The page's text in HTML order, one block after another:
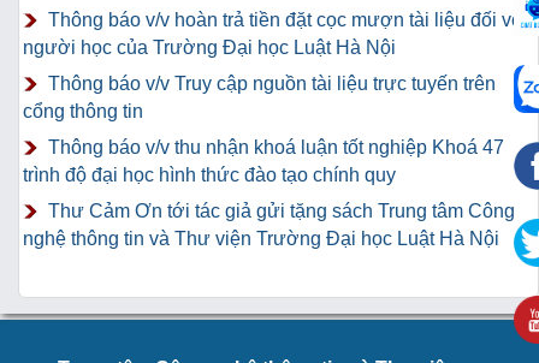
Thông báo v/v hoàn trả tiền đặt cọc mượn tài liệu đối với
người học của Trường Đại học Luật Hà Nội
Thông báo v/v Truy cập nguồn tài liệu trực tuyến trên
cổng thông tin
Thông báo v/v thu nhận khoá luận tốt nghiệp Khoá 47
trình độ đại học hình thức đào tạo chính quy
Thư Cảm Ơn tới tác giả gửi tặng sách Trung tâm Công
nghệ thông tin và Thư viện Trường Đại học Luật Hà Nội